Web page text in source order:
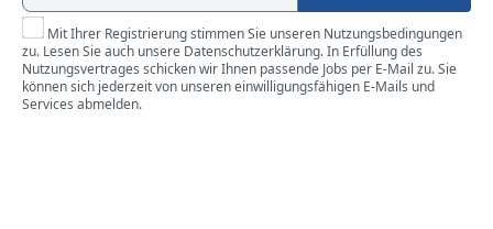
Mit Ihrer Registrierung stimmen Sie unseren Nutzungsbedingungen
zu. Lesen Sie auch unsere Datenschutzerklärung. In Erfüllung des
Nutzungsvertrages schicken wir Ihnen passende Jobs per E-Mail zu. Sie
können sich jederzeit von unseren einwilligungsfähigen E-Mails und
Services abmelden.